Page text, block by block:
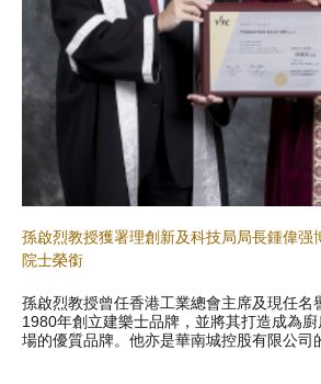
孫啟烈教授獲署理創新及科技局局長鍾偉强
院士榮銜
孫啟烈教授曾任香港工業總會主席及現任名
1980年創立建樂士品牌，並將其打造成為
場的優質品牌。他亦是華南城控股有限公司